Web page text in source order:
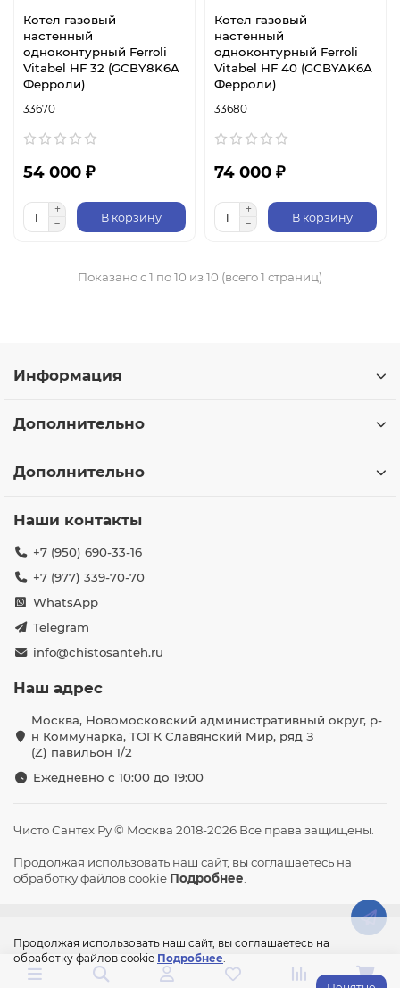
Котел газовый
настенный
одноконтурный Ferroli
Vitabel HF 32 (GCBY8K6A
Ферроли)
33670
54 000 ₽
В корзину
Котел газовый
настенный
одноконтурный Ferroli
Vitabel HF 40 (GCBYAK6A
Ферроли)
33680
74 000 ₽
В корзину
Показано с 1 по 10 из 10 (всего 1 страниц)
Продолжая использовать наш сайт, вы соглашаетесь на
обработку файлов cookie Подробнее.
Информация
Дополнительно
Дополнительно
Наши контакты
+7 (950) 690-33-16
+7 (977) 339-70-70
WhatsApp
Telegram
info@chistosanteh.ru
Наш адрес
Москва, Новомосковский административный округ, р-
н Коммунарка, ТОГК Славянский Мир, ряд З
(Z) павильон 1/2
Ежедневно с 10:00 до 19:00
Чисто Сантех Ру © Москва 2018-2026 Все права защищены.
Продолжая использовать наш сайт, вы соглашаетесь на
обработку файлов cookie Подробнее.